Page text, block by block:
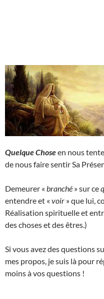
Quelque Choseen nous
de nous faire sentir Sa
Demeurer « branché » sur ce
entendre et « voir » que lui,
Réalisation spirituelle et
des choses et des êtres.)
Si vous avez des questions
mes propos, je suis là pour
moins à vos questions !